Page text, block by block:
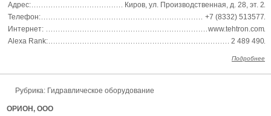
Адрес:
Киров, ул. Производственная, д. 28, эт. 2
Телефон:
+7 (8332) 513577
Интернет:
www.tehtron.com
Alexa Rank:
2 489 490
Подробнее
Рубрика: Гидравлическое оборудование
ОРИОН, ООО